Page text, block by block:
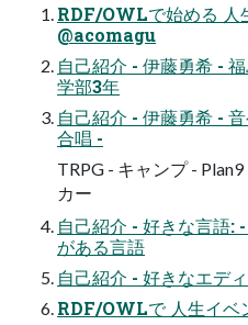
RDF/OWLで始める 人
@acomagu
自己紹介 - 伊藤勇希 -
学部3年
自己紹介 - 伊藤勇希 -
合唱 -
TRPG - キャンプ -
カー
自己紹介 - 好きな言
がある言語
自己紹介 - 好きなエデ
RDF/OWLで 人生イベ